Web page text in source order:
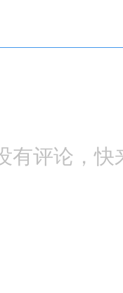
有评论，快